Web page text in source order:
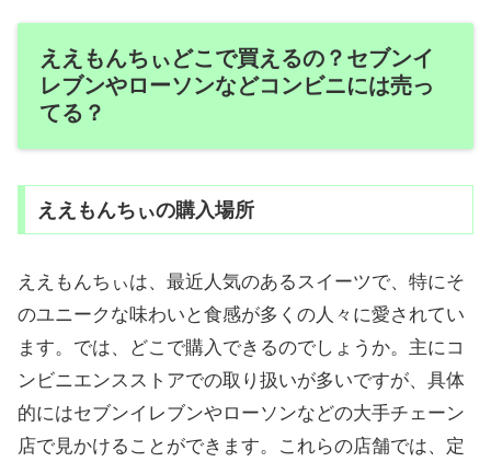
ええもんちぃどこで買えるの？セブンイ
レブンやローソンなどコンビニには売っ
てる？
ええもんちぃの購入場所
ええもんちぃは、最近人気のあるスイーツで、特にそ
のユニークな味わいと食感が多くの人々に愛されてい
ます。では、どこで購入できるのでしょうか。主にコ
ンビニエンスストアでの取り扱いが多いですが、具体
的にはセブンイレブンやローソンなどの大手チェーン
店で見かけることができます。これらの店舗では、定